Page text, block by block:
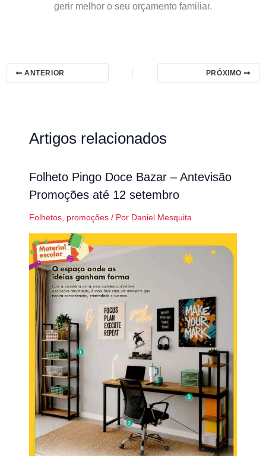
gerir melhor o seu orçamento familiar.
ANTERIOR PRÓXIMO
Artigos relacionados
Folheto Pingo Doce Bazar – Antevisão
Promoções até 12 setembro
Folhetos, promoções/ Por Daniel Mesquita